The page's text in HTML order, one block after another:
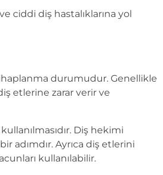
ciddi diş hastalıklarına yol
durumudur. Genellikle
etlerine zarar verir ve
Diş hekimi
adımdır. Ayrıca diş etlerini
kullanılabilir.